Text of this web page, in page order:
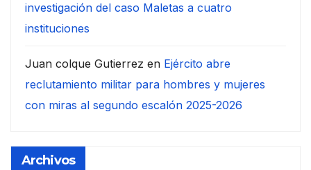
investigación del caso Maletas a cuatro
instituciones
Juan colque Gutierrez en Ejército abre
reclutamiento militar para hombres y mujeres
con miras al segundo escalón 2025-2026
Archivos